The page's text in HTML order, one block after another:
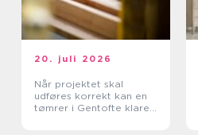
20. juli 2026
Når projektet skal
udføres korrekt kan en
tømrer i Gentofte klare